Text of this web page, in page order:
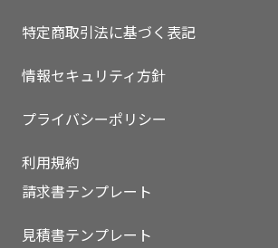
特定商取引法に基づく表記
情報セキュリティ方針
プライバシーポリシー
利用規約
請求書テンプレート
見積書テンプレート